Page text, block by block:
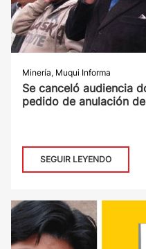
Minería, Muqui Informa
Se canceló audiencia
pedido de anulación
SEGUIR LEYENDO